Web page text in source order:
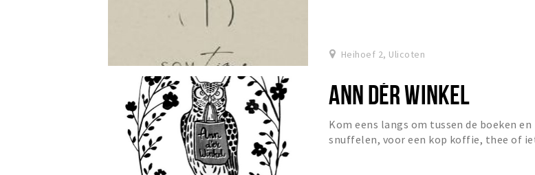
Heihoef 2, Ulicoten
ANN DÉR WINKEL
Kom eens langs om tussen de boeken
snuffelen, voor een kop koffie, thee of